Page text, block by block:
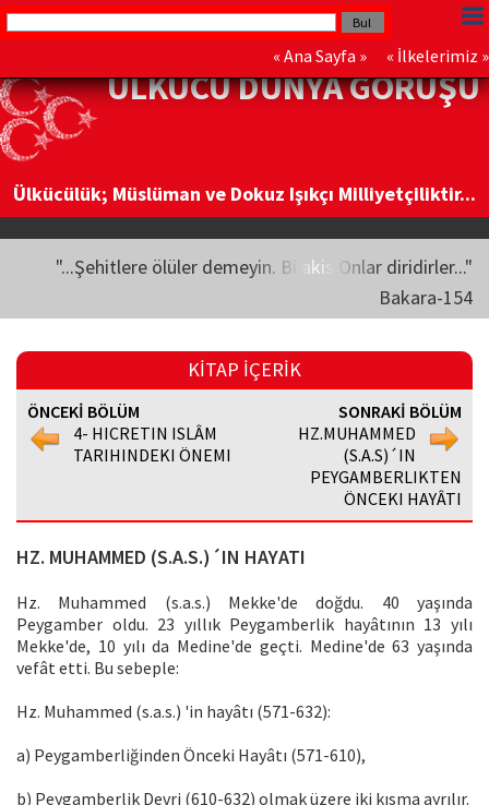
« Ana Sayfa » « İlkelerimiz »
ÜLKÜCÜ DÜNYA GÖRÜŞÜ
Ülkücülük; Müslüman ve Dokuz Işıkçı Milliyetçiliktir...
"...Şehitlere ölüler demeyin. Bilakis Onlar diridirler..."
Bakara-154
KİTAP İÇERİK
ÖNCEKİ BÖLÜM
4- HICRETIN ISLÂM
TARIHINDEKI ÖNEMI
SONRAKİ BÖLÜM
HZ.MUHAMMED
(S.A.S)´IN
PEYGAMBERLIKTEN
ÖNCEKI HAYÂTI
HZ. MUHAMMED (S.A.S.)´IN HAYATI
Hz. Muhammed (s.a.s.) Mekke'de doğdu. 40 yaşında
Peygamber oldu. 23 yıllık Peygamberlik hayâtının 13 yılı
Mekke'de, 10 yılı da Medine'de geçti. Medine'de 63 yaşında
vefât etti. Bu sebeple:
Hz. Muhammed (s.a.s.) 'in hayâtı (571-632):
a) Peygamberliğinden Önceki Hayâtı (571-610),
b) Peygamberlik Devri (610-632) olmak üzere iki kısma ayrılır.